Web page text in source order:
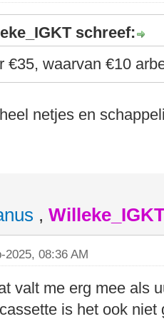
schreef:
€35, waarvan €10
netjes en
,
2025, 08:36 AM
valt me erg mee als
is het ook